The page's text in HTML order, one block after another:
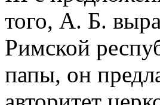
того, А. Б.
Римской
папы, он